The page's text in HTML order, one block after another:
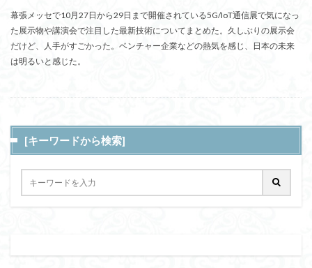
幕張メッセで10月27日から29日まで開催されている5G/IoT通信展で気になっ
た展示物や講演会で注目した最新技術についてまとめた。久しぶりの展示会
だけど、人手がすごかった。ベンチャー企業などの熱気を感じ、日本の未来
は明るいと感じた。
[キーワードから検索]